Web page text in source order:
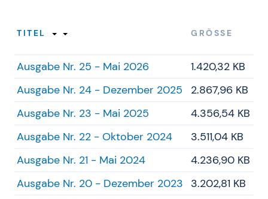
TITEL GRÖSSE
Ausgabe Nr. 25 - Mai 2026
1.420,32 KB
Ausgabe Nr. 24 - Dezember 2025
2.867,96 KB
Ausgabe Nr. 23 - Mai 2025
4.356,54 KB
Ausgabe Nr. 22 - Oktober 2024
3.511,04 KB
Ausgabe Nr. 21 - Mai 2024
4.236,90 KB
Ausgabe Nr. 20 - Dezember 2023
3.202,81 KB